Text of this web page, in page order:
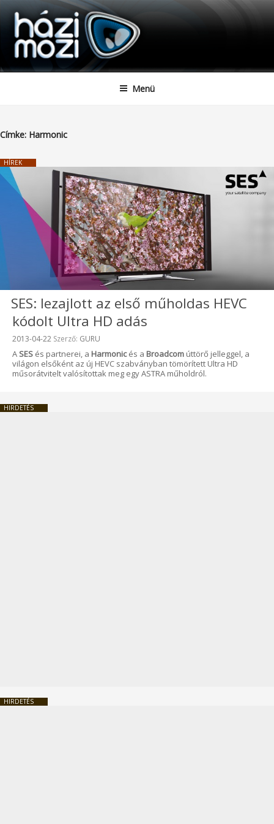
Tartalomhoz
HAZIMOZI
Menü
Címke: Harmonic
HÍREK
SES: lezajlott az első műholdas HEVC
kódolt Ultra HD adás
Beküldve:
2013-04-22 Szerző: GURU
A SES és partnerei, a Harmonicés a Broadcom úttörő jelleggel, a
világon elsőként az új HEVC szabványban tömörített Ultra HD
műsorátvitelt valósítottak meg egy ASTRA műholdról.
HIRDETÉS
HIRDETÉS